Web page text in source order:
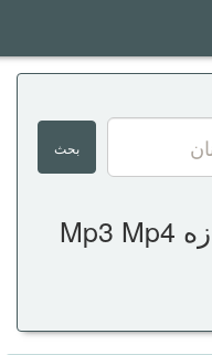
تحميل رقص هز طيازه Mp3 Mp4